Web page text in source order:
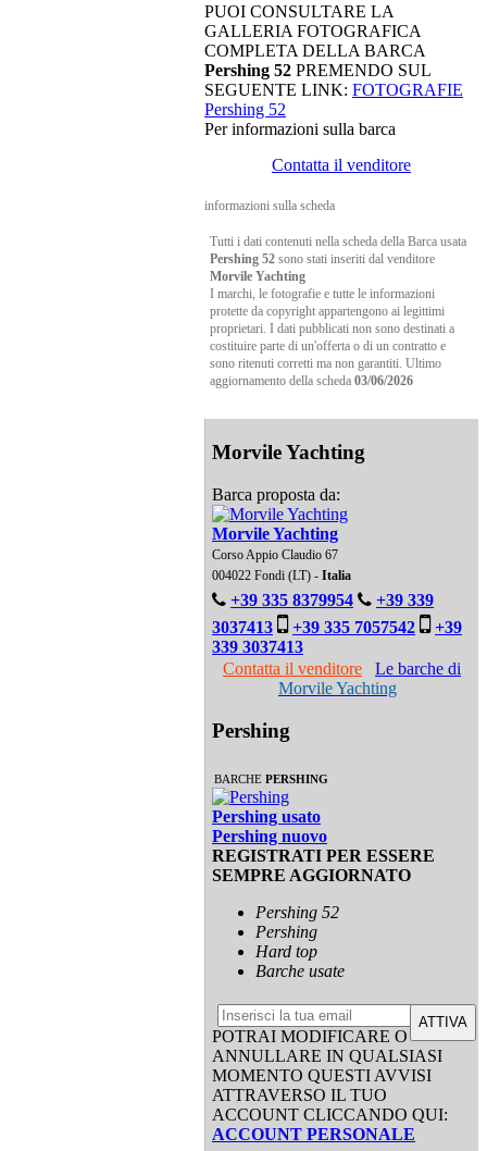
PUOI CONSULTARE LA
GALLERIA FOTOGRAFICA
COMPLETA DELLA BARCA
Pershing 52 PREMENDO SUL
SEGUENTE LINK: FOTOGRAFIE
Pershing 52
Per informazioni sulla barca
Contatta il venditore
informazioni sulla scheda
Tutti i dati contenuti nella scheda della Barca usata
Pershing 52 sono stati inseriti dal venditore
Morvile Yachting
I marchi, le fotografie e tutte le informazioni
protette da copyright appartengono ai legittimi
proprietari. I dati pubblicati non sono destinati a
costituire parte di un'offerta o di un contratto e
sono ritenuti corretti ma non garantiti. Ultimo
aggiornamento della scheda 03/06/2026
Morvile Yachting
Barca proposta da:
Morvile Yachting
Corso Appio Claudio 67
004022 Fondi (LT) - Italia
+39 335 8379954
+39 339
3037413
+39 335 7057542
+39
339 3037413
Contatta il venditore
Le barche di
Morvile Yachting
Pershing
BARCHE PERSHING
Pershing usato
Pershing nuovo
REGISTRATI PER ESSERE
SEMPRE AGGIORNATO
Pershing 52
Pershing
Hard top
Barche usate
ATTIVA
POTRAI MODIFICARE O
ANNULLARE IN QUALSIASI
MOMENTO QUESTI AVVISI
ATTRAVERSO IL TUO
ACCOUNT CLICCANDO QUI:
ACCOUNT PERSONALE